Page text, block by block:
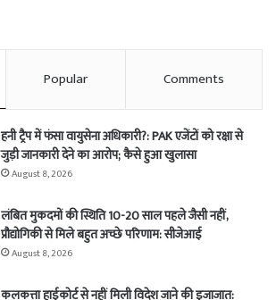
Popular Comments
हनी ट्रैप में फंसा वायुसेना अधिकारी?: PAK एजेंटों को रक्षा से
जुड़ी जानकारी देने का आरोप; कैसे हुआ खुलासा
August 8, 2026
लंबित मुकदमों की स्थिति 10-20 साल पहले जैसी नहीं,
प्रौद्योगिकी से मिले बहुत अच्छे परिणाम: सीजेआई
August 8, 2026
कलकत्ता हाईकोर्ट से नहीं मिली विदेश जाने की इजाजात: